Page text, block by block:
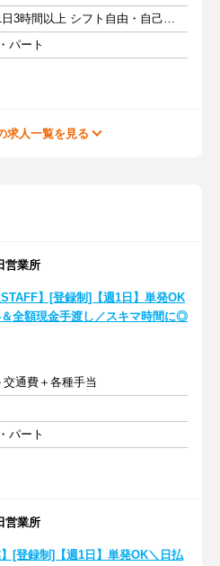
週1日以上 1日3時間以上 シフト自由・自己申告
パート
求人一覧を見る
営業所
STAFF】[登録制]【週1日】単発OK
全額現金手渡し／スキマ時間に◎
交通費＋各種手当
パート
営業所
】[登録制]【週1日】単発OK＼日払